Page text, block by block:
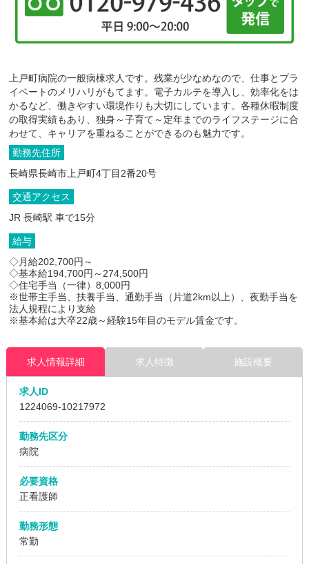
上戸町病院の一般病棟求人です。残業が少なめなので、仕事とプラ
イベートのメリハリがもてます。電子カルテを導入し、効率化をは
かるなど、働きやすい環境作りも大切にしています。各種休暇制度
の取得実績もあり、独身～子育て～定年までのライフステージに合
わせて、キャリアを重ねることができるのも魅力です。
勤務先住所
長崎県長崎市上戸町4丁目2番20号
交通アクセス
JR 長崎駅 車で15分
給与
◇月給202,700円～
◇基本給194,700円～274,500円
◇住宅手当（一律）8,000円
※世帯主手当、扶養手当、通勤手当（片道2km以上）、夜勤手当を
法人規程により支給
※基本給は大卒22歳～経験15年目のモデル賃金です。
求人情報詳細 求人特徴 施設概要
求人ID
1224069-10217972
勤務先区分
病院
必要資格
正看護師
勤務形態
常勤